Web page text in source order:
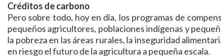
Créditos de carbono
Pero sobre todo, hoy en día, los programas de
pequeños agricultores, poblaciones indígenas y
la pobreza en las áreas rurales, la inseguridad
en riesgo el futuro de la agricultura a pequeña escala.